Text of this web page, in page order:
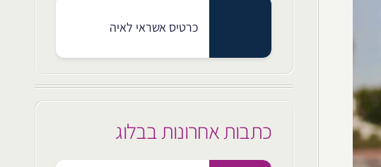
כרטיס אשראי לאיה
כתבות אחרונות בבלוג